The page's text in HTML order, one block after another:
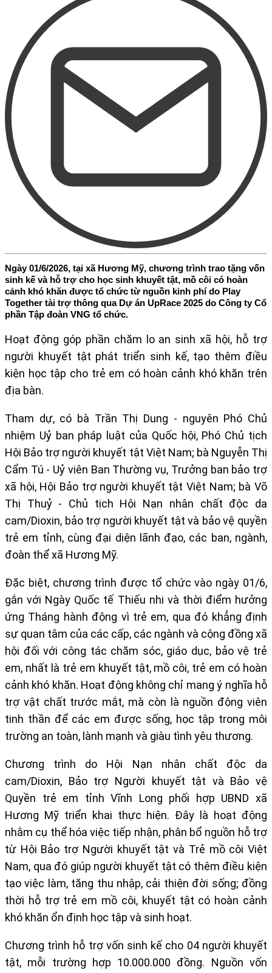
Ngày 01/6/2026, tại xã Hương Mỹ, chương trình trao tặng vốn
sinh kế và hỗ trợ cho học sinh khuyết tật, mồ côi có hoàn
cảnh khó khăn được tổ chức từ nguồn kinh phí do Play
Together tài trợ thông qua Dự án UpRace 2025 do Công ty Cổ
phần Tập đoàn VNG tổ chức.
Hoạt động góp phần chăm lo an sinh xã hội, hỗ trợ
người khuyết tật phát triển sinh kế, tạo thêm điều
kiện học tập cho trẻ em có hoàn cảnh khó khăn trên
địa bàn.
Tham dự, có bà Trần Thị Dung - nguyên Phó Chủ
nhiệm Uỷ ban pháp luật của Quốc hội, Phó Chủ tịch
Hội Bảo trợ người khuyết tật Việt Nam; bà Nguyễn Thị
Cẩm Tú - Uỷ viên Ban Thường vụ, Trưởng ban bảo trợ
xã hội, Hội Bảo trợ người khuyết tật Việt Nam; bà Võ
Thị Thuỷ - Chủ tịch Hội Nạn nhân chất độc da
cam/Dioxin, bảo trợ người khuyết tật và bảo vệ quyền
trẻ em tỉnh, cùng đại diện lãnh đạo, các ban, ngành,
đoàn thể xã Hương Mỹ.
Đặc biệt, chương trình được tổ chức vào ngày 01/6,
gắn với Ngày Quốc tế Thiếu nhi và thời điểm hưởng
ứng Tháng hành động vì trẻ em, qua đó khẳng định
sự quan tâm của các cấp, các ngành và cộng đồng xã
hội đối với công tác chăm sóc, giáo dục, bảo vệ trẻ
em, nhất là trẻ em khuyết tật, mồ côi, trẻ em có hoàn
cảnh khó khăn. Hoạt động không chỉ mang ý nghĩa hỗ
trợ vật chất trước mắt, mà còn là nguồn động viên
tinh thần để các em được sống, học tập trong môi
trường an toàn, lành mạnh và giàu tình yêu thương.
Chương trình do Hội Nạn nhân chất độc da
cam/Dioxin, Bảo trợ Người khuyết tật và Bảo vệ
Quyền trẻ em tỉnh Vĩnh Long phối hợp UBND xã
Hương Mỹ triển khai thực hiện. Đây là hoạt động
nhằm cụ thể hóa việc tiếp nhận, phân bổ nguồn hỗ trợ
từ Hội Bảo trợ Người khuyết tật và Trẻ mồ côi Việt
Nam, qua đó giúp người khuyết tật có thêm điều kiện
tạo việc làm, tăng thu nhập, cải thiện đời sống; đồng
thời hỗ trợ trẻ em mồ côi, khuyết tật có hoàn cảnh
khó khăn ổn định học tập và sinh hoạt.
Chương trình hỗ trợ vốn sinh kế cho 04 người khuyết
tật, mỗi trường hợp 10.000.000 đồng. Nguồn vốn